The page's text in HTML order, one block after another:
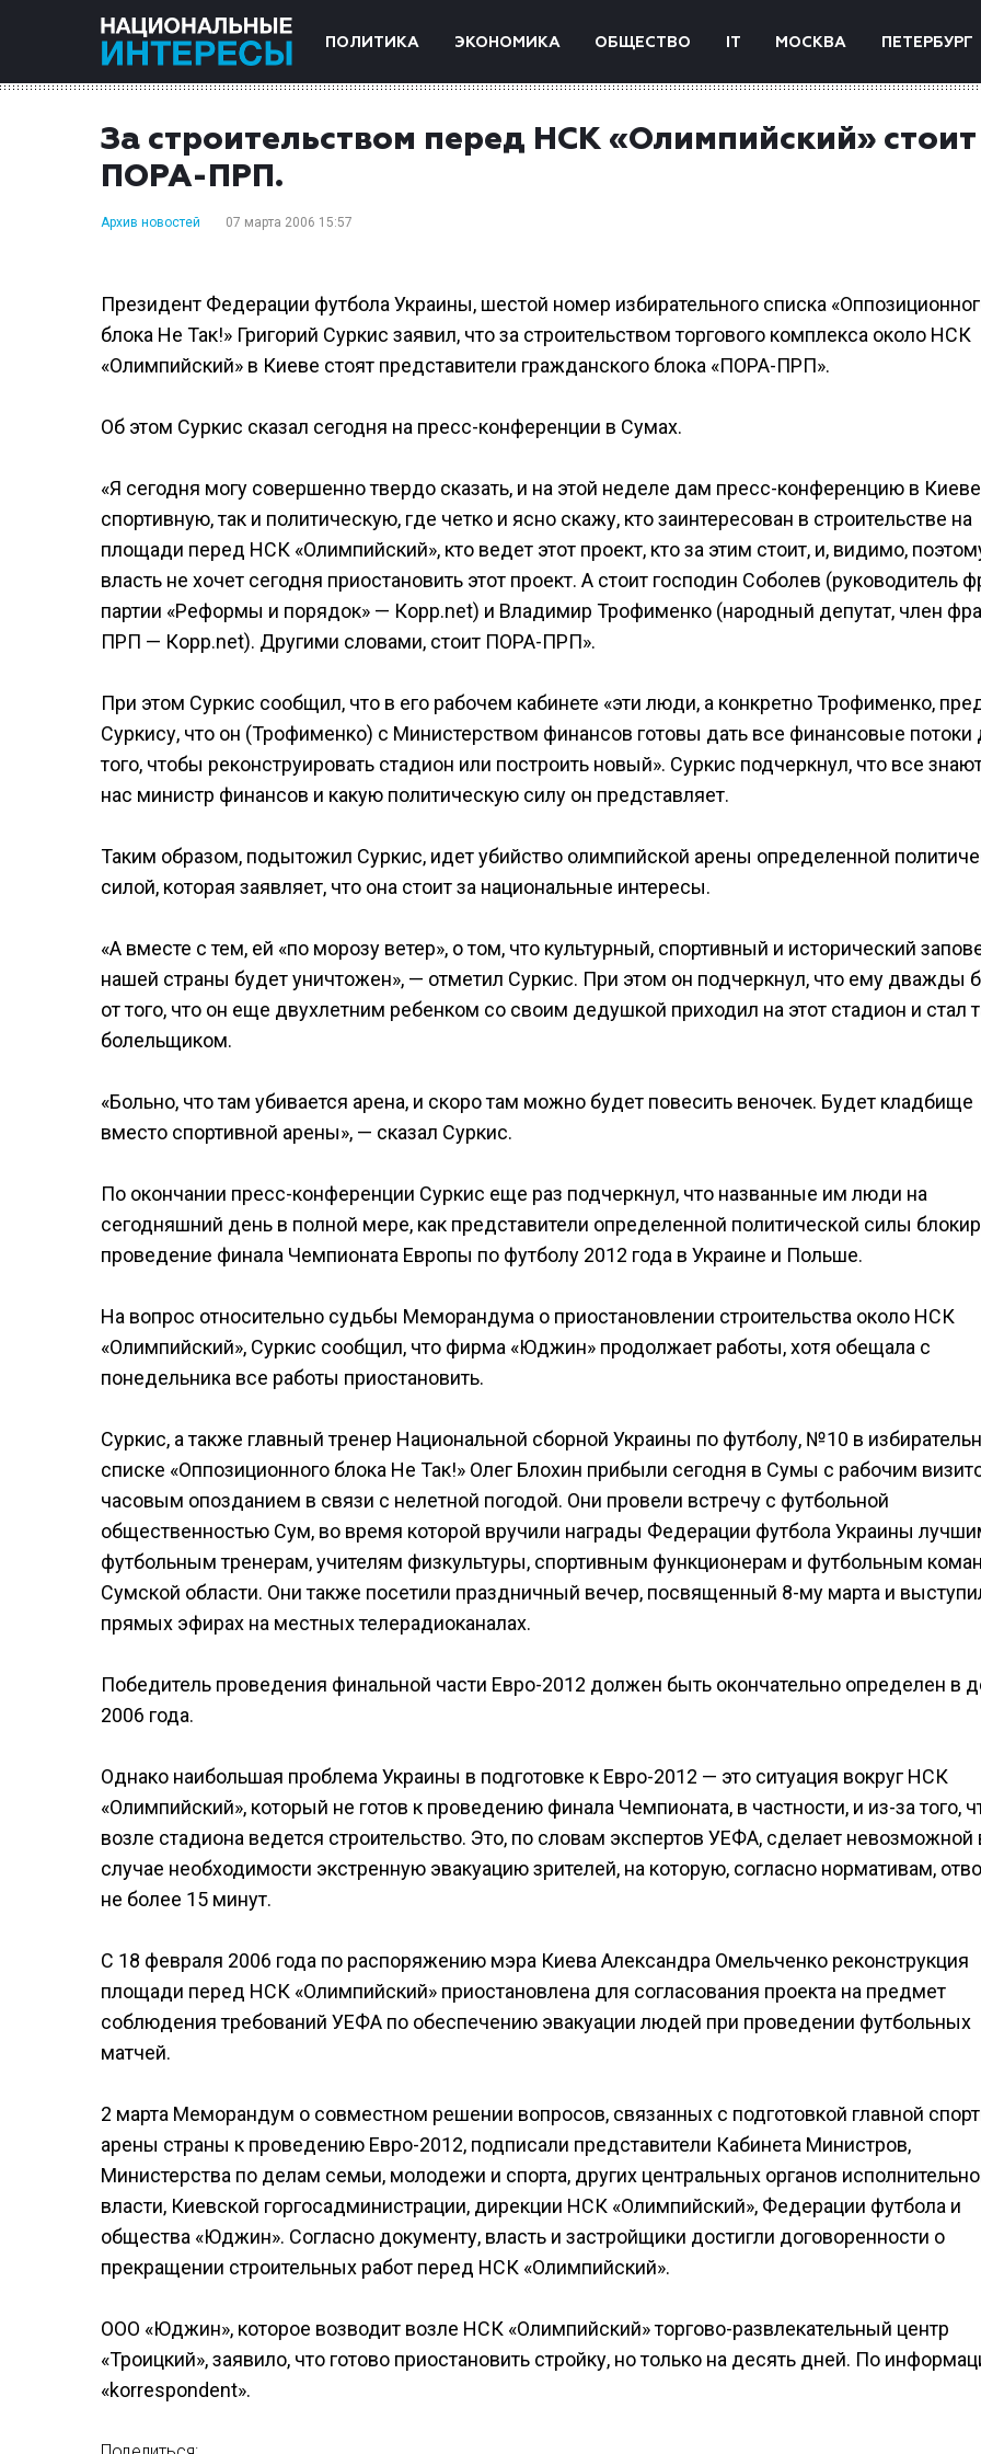
ПОЛИТИКА ЭКОНОМИКА ОБЩЕСТВО IT МОСКВА ПЕТЕРБУРГ
За строительством перед НСК «Олимпийский» стоит
ПОРА-ПРП.
Архив новостей 07 марта 2006 15:57
Президент Федерации футбола Украины, шестой номер избирательного списка
блока Не Так!» Григорий Суркис заявил, что за строительством торгового комплекса около НСК
«Олимпийский» в Киеве стоят представители гражданского блока «ПОРА-ПРП».
Об этом Суркис сказал сегодня на пресс-конференции в Сумах.
«Я сегодня могу совершенно твердо сказать, и на этой неделе дам пресс-конференцию в
спортивную, так и политическую, где четко и ясно скажу, кто заинтересован в строительстве на
площади перед НСК «Олимпийский», кто ведет этот проект, кто за этим стоит, и, видимо,
власть не хочет сегодня приостановить этот проект. А стоит господин Соболев (руководитель
партии «Реформы и порядок» — Корр.net) и Владимир Трофименко (народный депутат, член
ПРП — Корр.net). Другими словами, стоит ПОРА-ПРП».
При этом Суркис сообщил, что в его рабочем кабинете «эти люди, а конкретно Трофименко,
Суркису, что он (Трофименко) с Министерством финансов готовы дать все финансовые потоки
того, чтобы реконструировать стадион или построить новый». Суркис подчеркнул, что все
нас министр финансов и какую политическую силу он представляет.
Таким образом, подытожил Суркис, идет убийство олимпийской арены определенной
силой, которая заявляет, что она стоит за национальные интересы.
«А вместе с тем, ей «по морозу ветер», о том, что культурный, спортивный и исторический
нашей страны будет уничтожен», — отметил Суркис. При этом он подчеркнул, что ему дважды
от того, что он еще двухлетним ребенком со своим дедушкой приходил на этот стадион и стал
болельщиком.
«Больно, что там убивается арена, и скоро там можно будет повесить веночек. Будет кладбище
вместо спортивной арены», — сказал Суркис.
По окончании пресс-конференции Суркис еще раз подчеркнул, что названные им люди на
сегодняшний день в полной мере, как представители определенной политической силы
проведение финала Чемпионата Европы по футболу 2012 года в Украине и Польше.
На вопрос относительно судьбы Меморандума о приостановлении строительства около НСК
«Олимпийский», Суркис сообщил, что фирма «Юджин» продолжает работы, хотя обещала с
понедельника все работы приостановить.
Суркис, а также главный тренер Национальной сборной Украины по футболу, №10 в
списке «Оппозиционного блока Не Так!» Олег Блохин прибыли сегодня в Сумы с рабочим
часовым опозданием в связи с нелетной погодой. Они провели встречу с футбольной
общественностью Сум, во время которой вручили награды Федерации футбола Украины
футбольным тренерам, учителям физкультуры, спортивным функционерам и футбольным
Сумской области. Они также посетили праздничный вечер, посвященный 8-му марта и
прямых эфирах на местных телерадиоканалах.
Победитель проведения финальной части Евро-2012 должен быть окончательно определен в
2006 года.
Однако наибольшая проблема Украины в подготовке к Евро-2012 — это ситуация вокруг НСК
«Олимпийский», который не готов к проведению финала Чемпионата, в частности, и из-за того,
возле стадиона ведется строительство. Это, по словам экспертов УЕФА, сделает невозможной
случае необходимости экстренную эвакуацию зрителей, на которую, согласно нормативам,
не более 15 минут.
С 18 февраля 2006 года по распоряжению мэра Киева Александра Омельченко реконструкция
площади перед НСК «Олимпийский» приостановлена для согласования проекта на предмет
соблюдения требований УЕФА по обеспечению эвакуации людей при проведении футбольных
матчей.
2 марта Меморандум о совместном решении вопросов, связанных с подготовкой главной
арены страны к проведению Евро-2012, подписали представители Кабинета Министров,
Министерства по делам семьи, молодежи и спорта, других центральных органов
власти, Киевской горгосадминистрации, дирекции НСК «Олимпийский», Федерации футбола и
общества «Юджин». Согласно документу, власть и застройщики достигли договоренности о
прекращении строительных работ перед НСК «Олимпийский».
ООО «Юджин», которое возводит возле НСК «Олимпийский» торгово-развлекательный центр
«Троицкий», заявило, что готово приостановить стройку, но только на десять дней. По
«korrespondent».